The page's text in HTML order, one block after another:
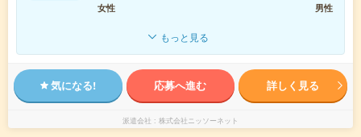
女性
男性
もっと見る
気になる! 応募へ進む 詳しく見る
派遣会社 株式会社ニッソーネット